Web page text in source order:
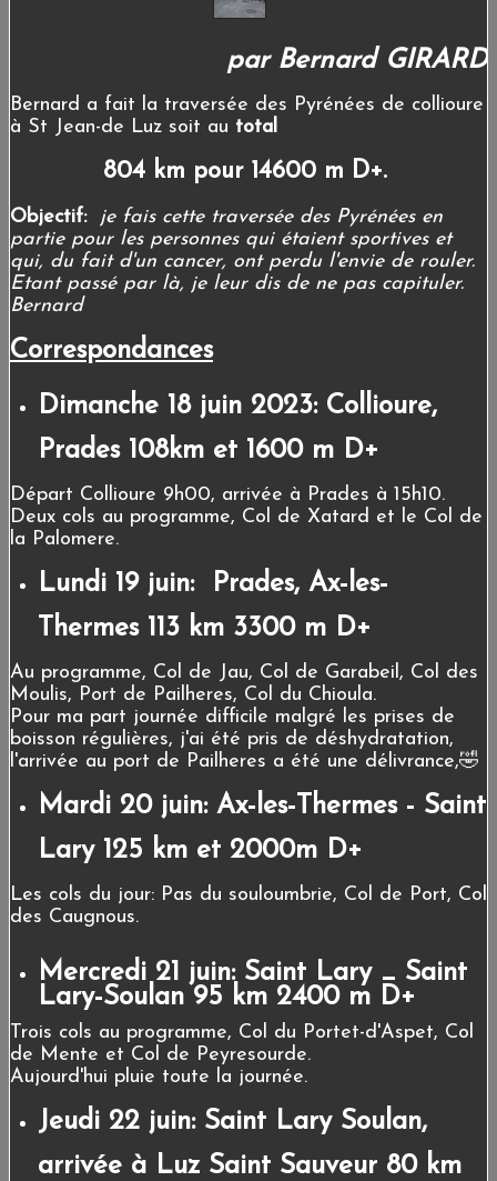
par Bernard GIRARD
Bernard a fait la traversée des Pyrénées de collioure
à St Jean-de Luz soit au total
804 km pour 14600 m D+.
Objectif:
je fais cette traversée des Pyrénées en
partie pour les personnes qui étaient sportives et
qui, du fait d'un cancer, ont perdu l'envie de rouler.
Etant passé par là, je leur dis de ne pas capituler.
Bernard
Correspondances
Dimanche 18 juin 2023:Collioure,
Prades 108km et 1600 m D+
Départ Collioure 9h00, arrivée à Prades à 15h10.
Deux cols au programme, Col de Xatard et le Col de
la Palomere.
Lundi 19 juin: Prades, Ax-les-
Thermes 113 km 3300 m D+
Au programme, Col de Jau, Col de Garabeil, Col des
Moulis, Port de Pailheres, Col du Chioula.
Pour ma part journée difficile malgré les prises de
boisson régulières, j'ai été pris de déshydratation,
l'arrivée au port de Pailheres a été une délivrance,🤣
Mardi 20 juin: Ax-les-Thermes - Saint
Lary 125 km et 2000m D+
Les cols du jour: Pas du souloumbrie, Col de Port, Col
des Caugnous.
Mercredi 21 juin: Saint Lary _ Saint
Lary-Soulan 95 km 2400 m D+
Trois cols au programme, Col du Portet-d'Aspet, Col
de Mente et Col de Peyresourde.
Aujourd'hui pluie toute la journée.
Jeudi 22 juin: Saint Lary Soulan,
arrivée à Luz Saint Sauveur 80 km